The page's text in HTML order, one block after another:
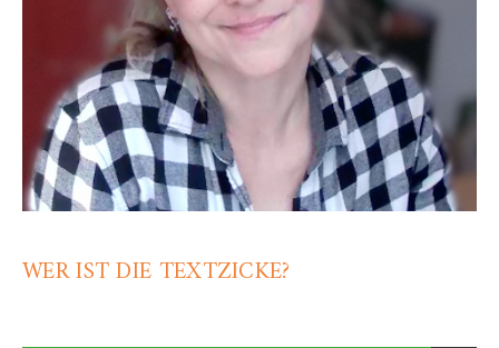
WER IST DIE TEXTZICKE?